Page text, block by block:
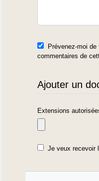
Prévenez-moi
commentaires de
Ajouter un
Extensions
Je veux recevoir